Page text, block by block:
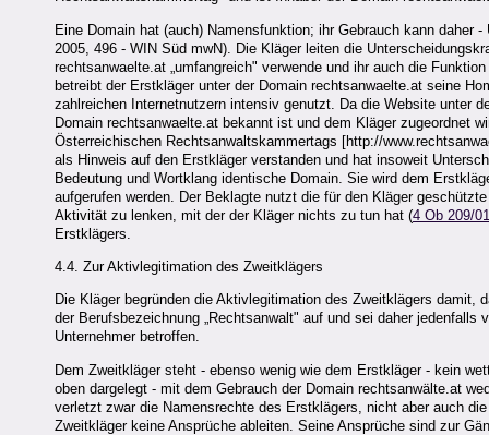
Eine Domain hat (auch) Namensfunktion; ihr Gebrauch kann
2005, 496 - WIN Süd mwN). Die Kläger leiten die
rechtsanwaelte.at „umfangreich" verwende und ihr auch die
betreibt der Erstkläger unter der Domain rechtsanwaelte.at seine
zahlreichen Internetnutzern intensiv genutzt. Da die Website unter
Domain rechtsanwaelte.at bekannt ist und dem Kläger zugeordnet
Österreichischen Rechtsanwaltskammertags [http://
als Hinweis auf den Erstkläger verstanden und hat insoweit
Bedeutung und Wortklang identische Domain. Sie wird dem
aufgerufen werden. Der Beklagte nutzt die für den Kläger
Aktivität zu lenken, mit der der Kläger nichts zu tun hat (4 Ob 209/
Erstklägers.
4.4. Zur Aktivlegitimation des Zweitklägers
Die Kläger begründen die Aktivlegitimation des Zweitklägers
der Berufsbezeichnung „Rechtsanwalt" auf und sei daher
Unternehmer betroffen.
Dem Zweitkläger steht - ebenso wenig wie dem Erstkläger - kein
oben dargelegt - mit dem Gebrauch der Domain rechtsanwälte.at
verletzt zwar die Namensrechte des Erstklägers, nicht aber auch
Zweitkläger keine Ansprüche ableiten. Seine Ansprüche sind zur